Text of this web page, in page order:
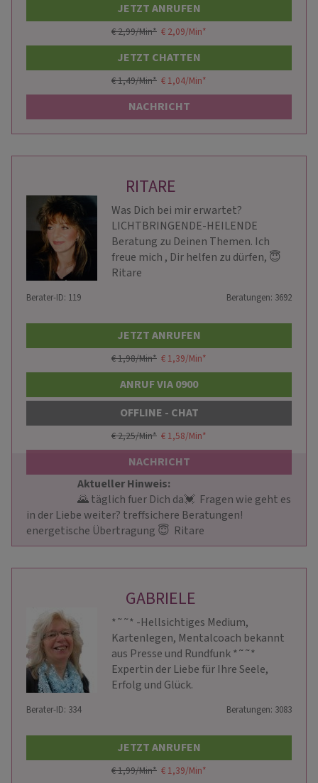
JETZT ANRUFEN
€ 2,99/Min* € 2,09/Min*
JETZT CHATTEN
€ 1,49/Min* € 1,04/Min*
NACHRICHT
RITARE
Was Dich bei mir erwartet?
LICHTBRINGENDE-HEILENDE
Beratung zu Deinen Themen. Ich
freue mich , Dir helfen zu dürfen, 😇
Ritare
Berater-ID: 119 Beratungen: 3692
JETZT ANRUFEN
€ 1,98/Min* € 1,39/Min*
ANRUF VIA 0900
OFFLINE - CHAT
€ 2,25/Min* € 1,58/Min*
NACHRICHT
Aktueller Hinweis:
in der Liebe weiter? treffsichere Beratungen!
energetische Übertragung 😇  Ritare
GABRIELE
*˜˜* -Hellsichtiges Medium,
Kartenlegen, Mentalcoach bekannt
aus Presse und Rundfunk *˜˜*
Expertin der Liebe für Ihre Seele,
Erfolg und Glück.
Berater-ID: 334 Beratungen: 3083
JETZT ANRUFEN
€ 1,99/Min* € 1,39/Min*